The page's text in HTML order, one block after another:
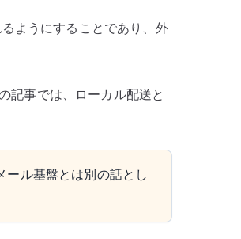
ようにすることであり、外
記事では、ローカル配送と
ール基盤とは別の話とし